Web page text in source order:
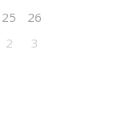
25
26
2 3